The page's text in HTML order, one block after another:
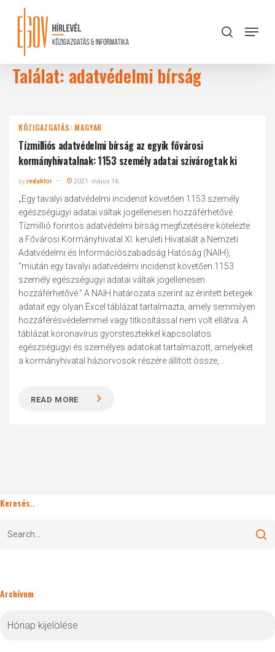
content
search
Menu
Találat: adatvédelmi bírság
KÖZIGAZGATÁS: MAGYAR
Tízmilliós adatvédelmi bírság az egyik fővárosi
kormányhivatalnak: 1153 személy adatai szivárogtak ki
byredaktor 2021. május 16.
„Egy tavalyi adatvédelmi incidenst követően 1153 személy
egészségügyi adatai váltak jogellenesen hozzáférhetővé.
Tízmillió forintos adatvédelmi bírság megfizetésére kötelezte
a Fővárosi Kormányhivatal XI. kerületi Hivatalát a Nemzeti
Adatvédelmi és Információszabadság Hatóság (NAIH),
"miután egy tavalyi adatvédelmi incidenst követően 1153
személy egészségügyi adatai váltak jogellenesen
hozzáférhetővé." A NAIH határozata szerint az érintett betegek
adatait egy olyan Excel táblázat tartalmazta, amely semmilyen
hozzáférésvédelemmel vagy titkosítással nem volt ellátva. A
táblázat koronavírus gyorstesztekkel kapcsolatos
egészségügyi és személyes adatokat tartalmazott, amelyeket
a kormányhivatal háziorvosok részére állított össze,...
READ MORE
Keresés..
Archívum
Close